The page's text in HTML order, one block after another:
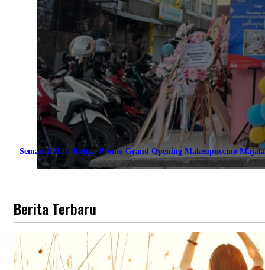
Semarak Hari Ketiga Promo Grand Opening Makeupuccino
Berita Terbaru